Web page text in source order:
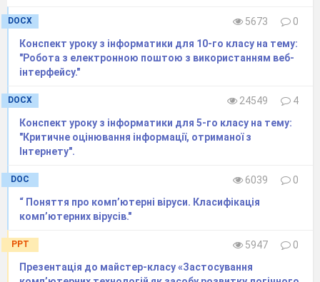
DOCX 5673
0
Конспект уроку з інформатики для 10-го класу на тему:
"Робота з електронною поштою з використанням веб-
інтерфейсу."
DOCX 24549
4
Конспект уроку з інформатики для 5-го класу на тему:
"Критичне оцінювання інформації, отриманої з
Інтернету".
DOC 6039
0
“ Поняття про комп’ютерні віруси. Класифікація
комп’ютерних вірусів."
PPT 5947
0
Презентація до майстер-класу «Застосування